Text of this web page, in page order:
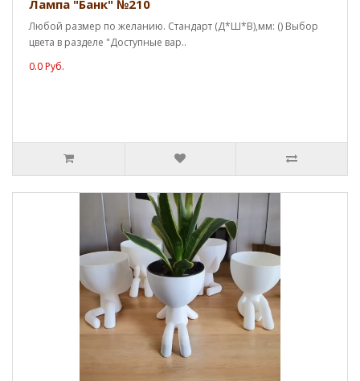
Лампа "Банк" №210
Любой размер по желанию. Стандарт (Д*Ш*В),мм: () Выбор
цвета в разделе "Доступные вар..
0.0 Руб.